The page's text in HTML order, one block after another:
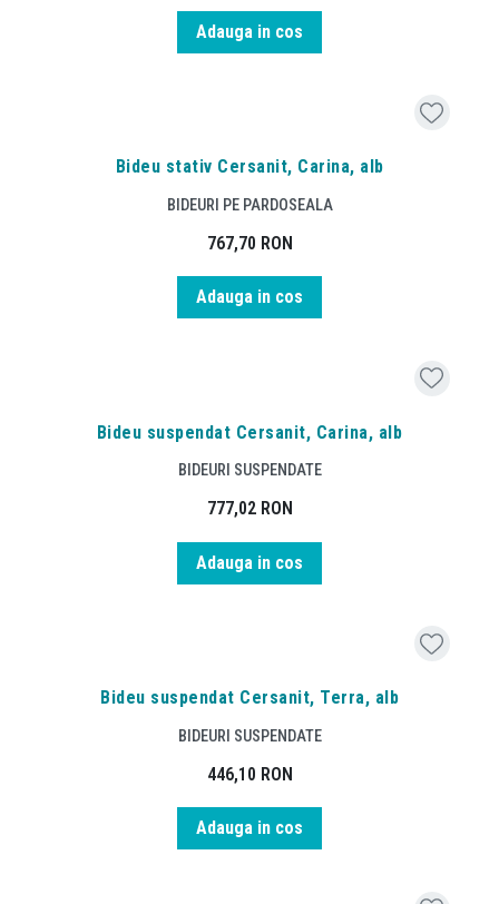
Adauga in cos
Bideu stativ Cersanit, Carina, alb
BIDEURI PE PARDOSEALA
767,70 RON
Adauga in cos
Bideu suspendat Cersanit, Carina, alb
BIDEURI SUSPENDATE
777,02 RON
Adauga in cos
Bideu suspendat Cersanit, Terra, alb
BIDEURI SUSPENDATE
446,10 RON
Adauga in cos